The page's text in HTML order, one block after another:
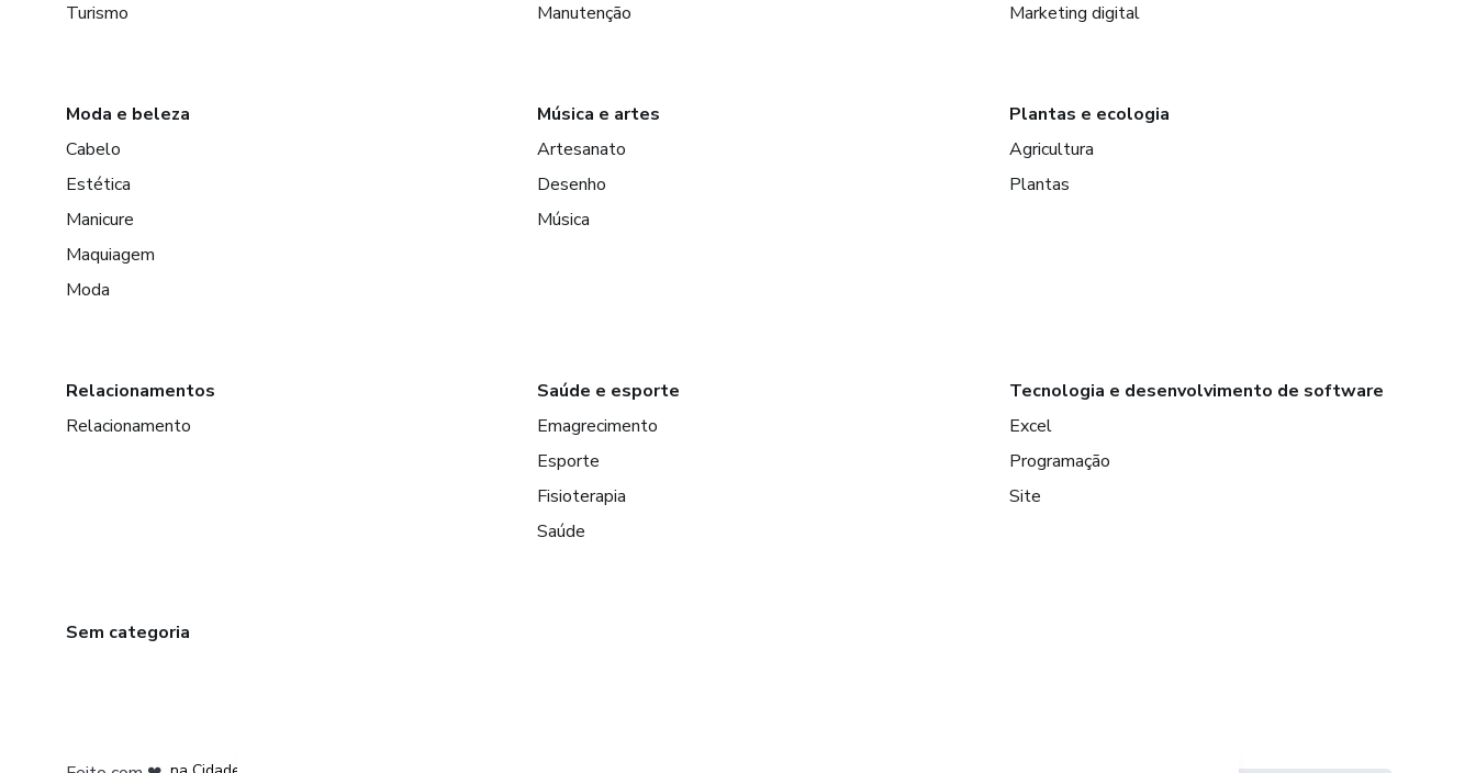
Turismo
Manutenção
Marketing digital
Moda e beleza
Cabelo
Estética
Manicure
Maquiagem
Moda
Música e artes
Artesanato
Desenho
Música
Plantas e ecologia
Agricultura
Plantas
Relacionamentos
Relacionamento
Saúde e esporte
Emagrecimento
Esporte
Fisioterapia
Saúde
Tecnologia e desenvolvimento de software
Excel
Programação
Site
Sem categoria
na Cidade do México